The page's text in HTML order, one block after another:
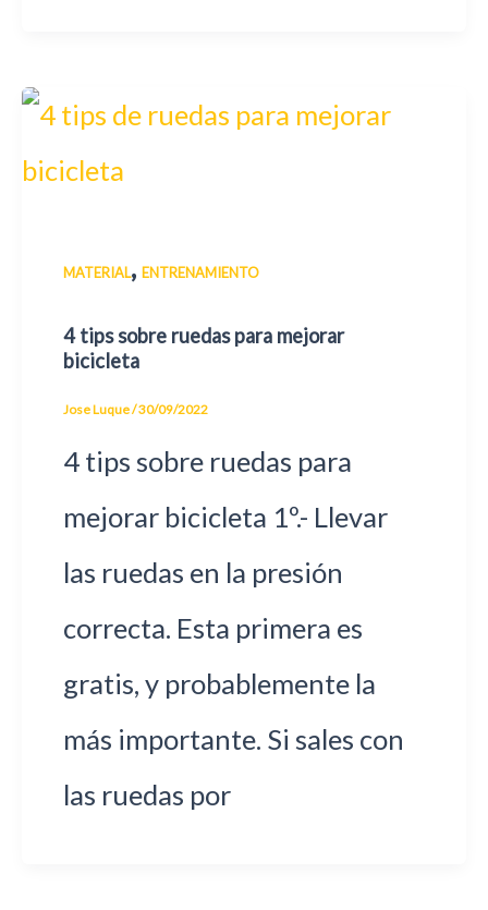
MATERIAL,ENTRENAMIENTO
4 tips sobre ruedas para mejorar
bicicleta
Jose Luque/30/09/2022
4 tips sobre ruedas para
mejorar bicicleta 1º.- Llevar
las ruedas en la presión
correcta. Esta primera es
gratis, y probablemente la
más importante. Si sales con
las ruedas por